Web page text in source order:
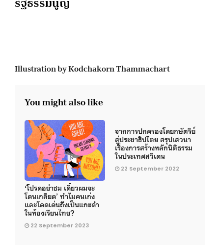
Illustration by Kodchakorn Thammachart
You might also like
‘โปรดอย่าชม เดี๋ยวผมจะ
โดนเกลียด’ ทำไมคนเก่ง
และโดดเด่นถึงเป็นแกะดำ
ในห้องเรียนไทย?
22 September 2023
จากการปกครองโดยกษัตริย์
สู่ประชาธิปไตย สรุปเสวนา
เรื่องการสร้างหลักนิติธรรม
ในประเทศสวีเดน
22 September 2022